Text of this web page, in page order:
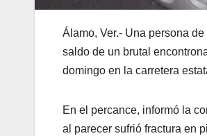
Álamo, Ver.- Una persona
saldo de un brutal
domingo en la carretera
En el percance, informó la
al parecer sufrió fractura en